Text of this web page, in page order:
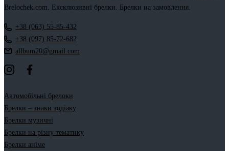
Brelochek.com. Ексклюзивні брелки. Брелки на замовлення.
+38 (063) 55-85-432
+38 (097) 85-72-682
allbum20@gmail.com
Автомобільні брелоки
Брелки – знаки зодіаку
Брелки музичні
Брелки на різну тематику
Брелки аніме